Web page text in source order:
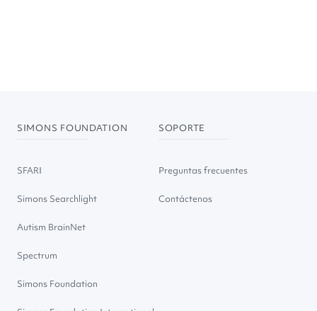
SIMONS FOUNDATION
SFARI
Simons Searchlight
Autism BrainNet
Spectrum
Simons Foundation
SOPORTE
Preguntas frecuentes
Contáctenos